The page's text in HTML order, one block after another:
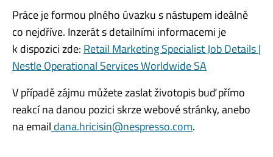
Práce je formou plného úvazku s nástupem ideálně
co nejdříve. Inzerát s detailními informacemi je
k dispozici zde: Retail Marketing Specialist Job Details |
Nestle Operational Services Worldwide SA
V případě zájmu můžete zaslat životopis buď přímo
reakcí na danou pozici skrze webové stránky, anebo
na email dana.hricisin@nespresso.com.